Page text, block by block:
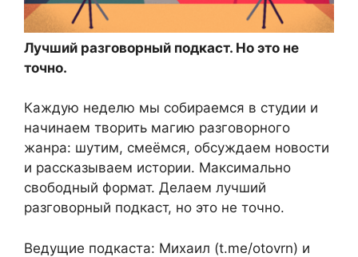
Лучший разговорный подкаст. Но это не
точно.
Каждую неделю мы собираемся в студии и
начинаем творить магию разговорного
жанра: шутим, смеёмся, обсуждаем новости
и рассказываем истории. Максимально
свободный формат. Делаем лучший
разговорный подкаст, но это не точно.
Ведущие подкаста: Михаил (t.me/otovrn) и